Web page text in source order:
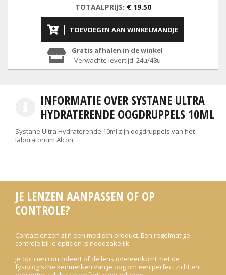
TOTAALPRIJS: € 19.50
TOEVOEGEN AAN WINKELMANDJE
Gratis afhalen in de winkel
Verwachte levertijd: 24u/48u
INFORMATIE OVER SYSTANE ULTRA
HYDRATERENDE OOGDRUPPELS 10ML
Systane Ultra Hydraterende 10ml zijn oogdruppels van het
laboratorium Alcon
JE LENZEN AANPASSEN OF OP
CONTROLE?
Contactlenzen zijn een medisch product. Een regelmatige
controle bij je opticien is noodzakelijk.
Je opticien controleert of de lens overeenkomt met de
fysiologische kenmerken van je oog om een perfect zicht en